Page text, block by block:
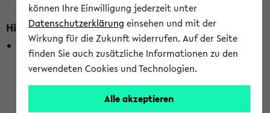
Hinweise zur Liste der Raumänderungen
In dieser Liste werden nur Veranstaltungstermine
berücksichtigt, die gerade oder innerhalb der nächsten 2
Stunden stattfinden. Berücksichtigt werden nur Termine,
wurden. Die Anzeige ist semesterübergreifend und nicht
können Ihre Einwilligung jederzeit unter
Datenschutzerklärung einsehen und mit der
Wirkung für die Zukunft widerrufen. Auf der Seite
finden Sie auch zusätzliche Informationen zu den
verwendeten Cookies und Technologien.
Alle akzeptieren